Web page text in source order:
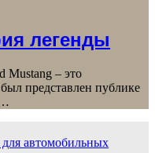
легенды
Mustang – это
представлен публике